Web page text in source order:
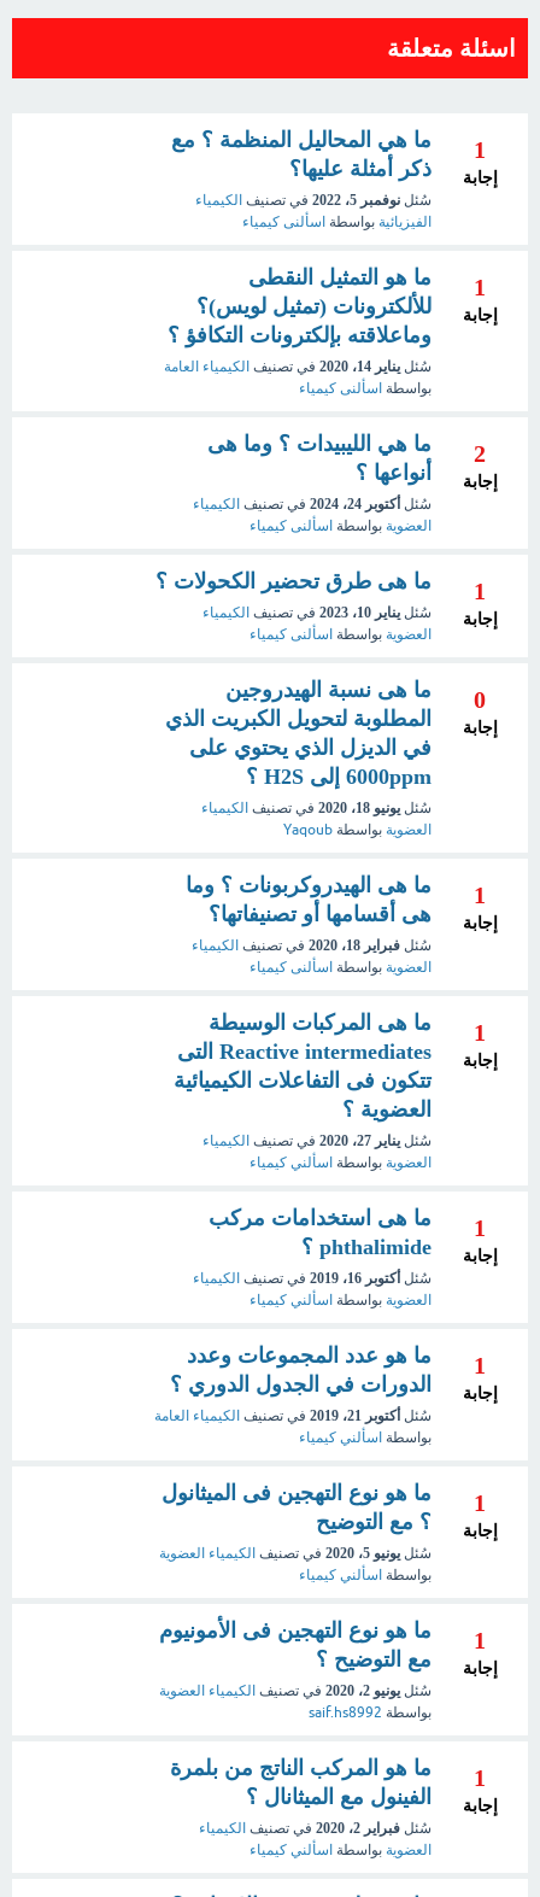
اسئلة متعلقة
1
إجابة
ما هي المحاليل المنظمة ؟ مع
ذكر أمثلة عليها؟
سُئل نوفمبر 5، 2022 في تصنيف الكيمياء
الفيزيائية بواسطة اسألنى كيمياء
1
إجابة
ما هو التمثيل النقطى
للألكترونات (تمثيل لويس)؟
وماعلاقته بإلكترونات التكافؤ ؟
سُئل يناير 14، 2020 في تصنيف الكيمياء العامة
بواسطة اسألنى كيمياء
2
إجابة
ما هي الليبيدات ؟ وما هى
أنواعها ؟
سُئل أكتوبر 24، 2024 في تصنيف الكيمياء
العضوية بواسطة اسألنى كيمياء
1
إجابة
ما هى طرق تحضير الكحولات ؟
سُئل يناير 10، 2023 في تصنيف الكيمياء
العضوية بواسطة اسألنى كيمياء
0
إجابة
ما هى نسبة الهيدروجين
المطلوبة لتحويل الكبريت الذي
في الديزل الذي يحتوي على
6000ppm إلى H2S ؟
سُئل يونيو 18، 2020 في تصنيف الكيمياء
العضوية بواسطة Yaqoub
1
إجابة
ما هى الهيدروكربونات ؟ وما
هى أقسامها أو تصنيفاتها؟
سُئل فبراير 18، 2020 في تصنيف الكيمياء
العضوية بواسطة اسألنى كيمياء
1
إجابة
ما هى المركبات الوسيطة
Reactive intermediates التى
تتكون فى التفاعلات الكيميائية
العضوية ؟
سُئل يناير 27، 2020 في تصنيف الكيمياء
العضوية بواسطة اسألني كيمياء
1
إجابة
ما هى استخدامات مركب
phthalimide ؟
سُئل أكتوبر 16، 2019 في تصنيف الكيمياء
العضوية بواسطة اسألني كيمياء
1
إجابة
ما هو عدد المجموعات وعدد
الدورات في الجدول الدوري ؟
سُئل أكتوبر 21، 2019 في تصنيف الكيمياء العامة
بواسطة اسألني كيمياء
1
إجابة
ما هو نوع التهجين فى الميثانول
؟ مع التوضيح
سُئل يونيو 5، 2020 في تصنيف الكيمياء العضوية
بواسطة اسألني كيمياء
1
إجابة
ما هو نوع التهجين فى الأمونيوم
مع التوضيح ؟
سُئل يونيو 2، 2020 في تصنيف الكيمياء العضوية
بواسطة saif.hs8992
1
إجابة
ما هو المركب الناتج من بلمرة
الفينول مع الميثانال ؟
سُئل فبراير 2، 2020 في تصنيف الكيمياء
العضوية بواسطة اسألني كيمياء